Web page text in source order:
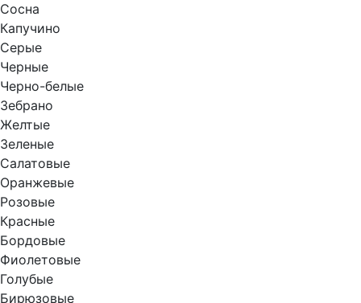
Сосна
Капучино
Серые
Черные
Черно-белые
Зебрано
Желтые
Зеленые
Салатовые
Оранжевые
Розовые
Красные
Бордовые
Фиолетовые
Голубые
Бирюзовые